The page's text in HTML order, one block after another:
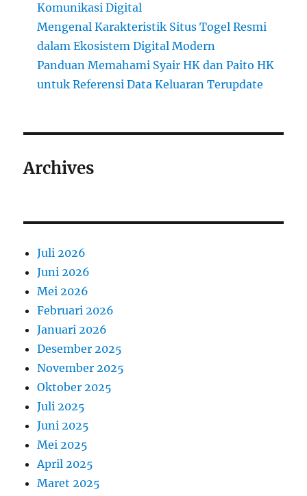
Komunikasi Digital
Mengenal Karakteristik Situs Togel Resmi
dalam Ekosistem Digital Modern
Panduan Memahami Syair HK dan Paito HK
untuk Referensi Data Keluaran Terupdate
Archives
Juli 2026
Juni 2026
Mei 2026
Februari 2026
Januari 2026
Desember 2025
November 2025
Oktober 2025
Juli 2025
Juni 2025
Mei 2025
April 2025
Maret 2025